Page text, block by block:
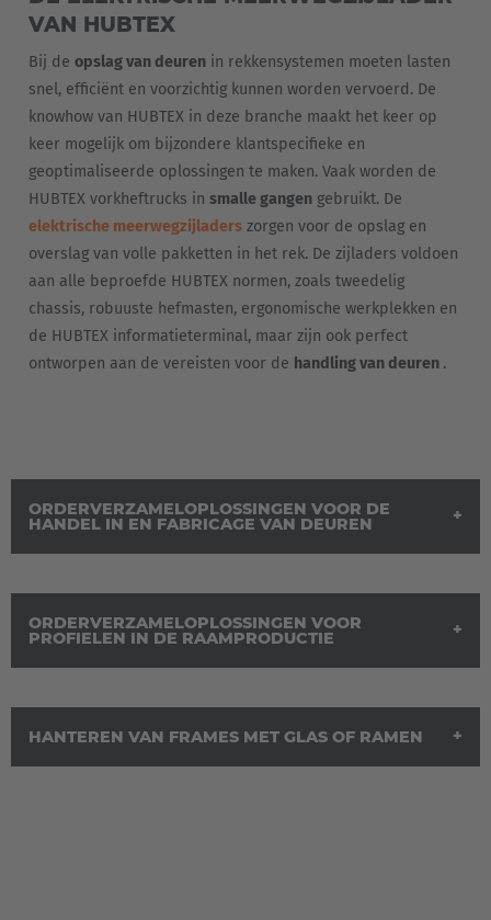
EUROPE
Belgium
Français
Česká republika
Cesko
Español
France
Français
Great Britain
Italia
Italiano
VAN HUBTEX
Bij de opslag van deuren in rekkensystemen moeten lasten
snel, efficiënt en voorzichtig kunnen worden vervoerd. De
knowhow van HUBTEX in deze branche maakt het keer op
keer mogelijk om bijzondere klantspecifieke en
geoptimaliseerde oplossingen te maken. Vaak worden de
HUBTEX vorkheftrucks in smalle gangen gebruikt. De
elektrische meerwegzijladers zorgen voor de opslag en
overslag van volle pakketten in het rek. De zijladers voldoen
aan alle beproefde HUBTEX normen, zoals tweedelig
chassis, robuuste hefmasten, ergonomische werkplekken en
de HUBTEX informatieterminal, maar zijn ook perfect
ontworpen aan de vereisten voor de handling van deuren .
ORDERVERZAMELOPLOSSINGEN VOOR DE
HANDEL IN EN FABRICAGE VAN DEUREN
ORDERVERZAMELOPLOSSINGEN VOOR
PROFIELEN IN DE RAAMPRODUCTIE
HANTEREN VAN FRAMES MET GLAS OF RAMEN